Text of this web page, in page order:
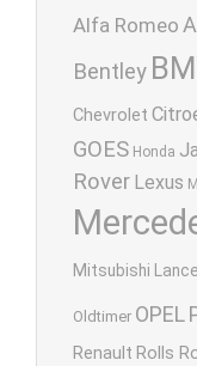
Alfa Romeo
Bentley
Chevrolet
GOES Honda
Rover Lexus
Mitsubishi
Oldtimer OPEL
Renault Rolls